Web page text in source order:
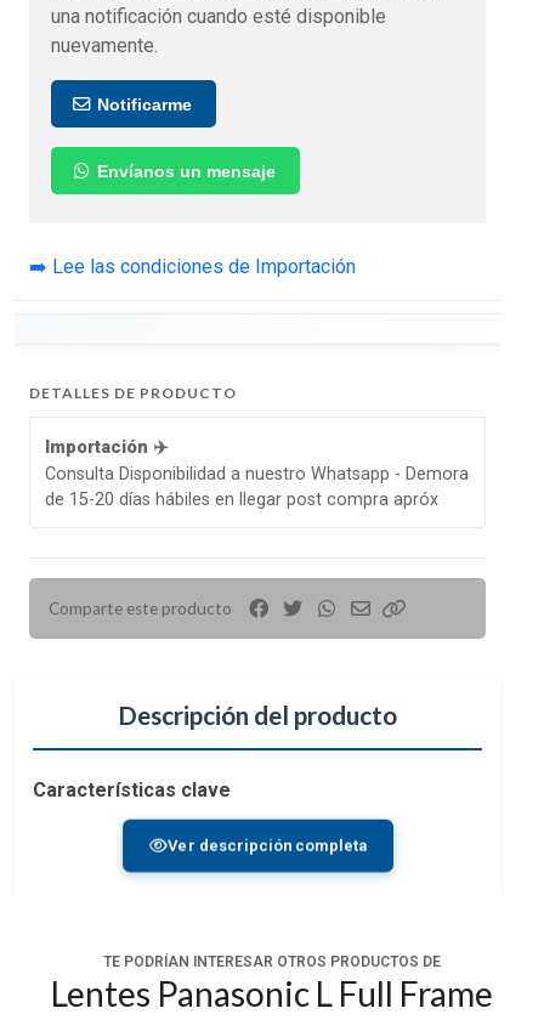
una notificación cuando esté disponible
nuevamente.
Notificarme
Envíanos un mensaje
➡️ Lee las condiciones de Importación
DETALLES DE PRODUCTO
Importación ✈️
Consulta Disponibilidad a nuestro Whatsapp - Demora
de 15-20 días hábiles en llegar post compra apróx
Comparte este producto
Descripción del producto
Características clave
Lente de montaje en L/formato de marco
completo
Rango de apertura: f/1,8 a f/22
3 elementos asféricos, 3 elementos ED
Diafragma redondeado de 9 palas
Ver descripción completa
TE PODRÍAN INTERESAR OTROS PRODUCTOS DE
Lentes Panasonic L Full Frame